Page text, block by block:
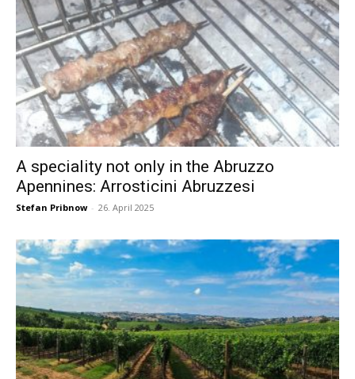
A speciality not only in the Abruzzo
Apennines: Arrosticini Abruzzesi
Stefan Pribnow - 26. April 2025